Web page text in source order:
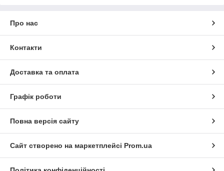
Про нас
Контакти
Доставка та оплата
Графік роботи
Повна версія сайту
Сайт створено на маркетплейсі Prom.ua